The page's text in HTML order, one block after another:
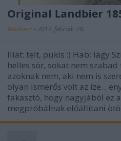
Original Landbier
Madnezz • 2017. február 28.
Illat: telt, pukis :) Hab: lágy
helles sör, sokat nem
azoknak nem, aki nem is
olyan ismerős volt az íze...
fakasztó, hogy nagyjából ez
megpróbálnak előállítani